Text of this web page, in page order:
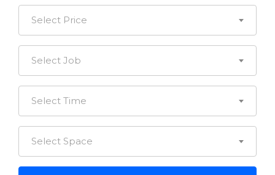
Select Price
Select Job
Select Time
Select Space